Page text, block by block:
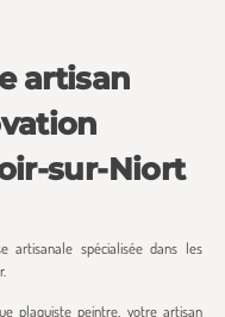
artisan
sur-Niort
artisanale spécialisée dans les
plaquiste peintre, votre artisan